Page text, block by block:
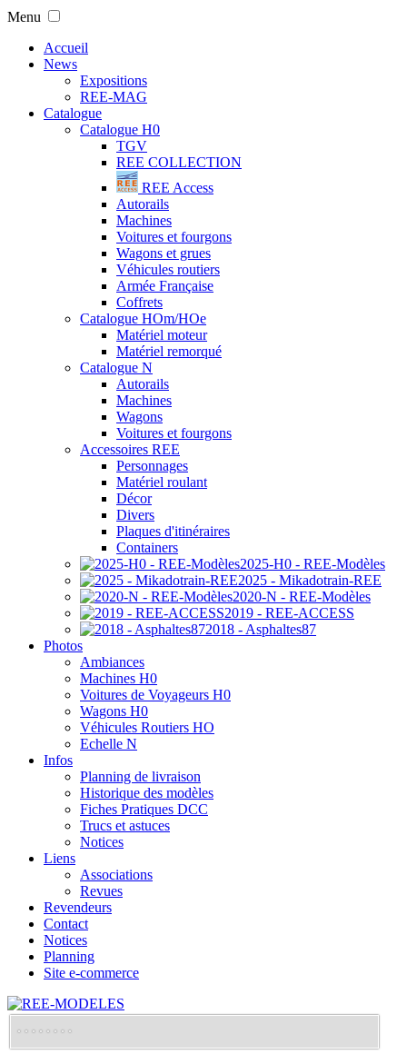
Menu
Accueil
News
Expositions
REE-MAG
Catalogue
Catalogue H0
TGV
REE COLLECTION
REE Access
Autorails
Machines
Voitures et fourgons
Wagons et grues
Véhicules routiers
Armée Française
Coffrets
Catalogue HOm/HOe
Matériel moteur
Matériel remorqué
Catalogue N
Autorails
Machines
Wagons
Voitures et fourgons
Accessoires REE
Personnages
Matériel roulant
Décor
Divers
Plaques d'itinéraires
Containers
2025-H0 - REE-Modèles
2025 - Mikadotrain-REE
2020-N - REE-Modèles
2019 - REE-ACCESS
2018 - Asphaltes87
Photos
Ambiances
Machines H0
Voitures de Voyageurs H0
Wagons H0
Véhicules Routiers HO
Echelle N
Infos
Planning de livraison
Historique des modèles
Fiches Pratiques DCC
Trucs et astuces
Notices
Liens
Associations
Revues
Revendeurs
Contact
Notices
Planning
Site e-commerce